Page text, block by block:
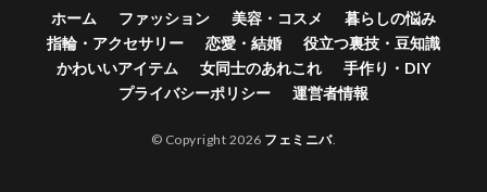
ホーム ファッション 美容・コスメ
暮らしの悩み
指輪・アクセサリー
恋愛・結婚
役立つ裏技・豆知識
かわいいアイテム
女同士のあれこれ
手作り・DIY
プライバシーポリシー
運営者情報
© Copyright 2026 フェミニバ.